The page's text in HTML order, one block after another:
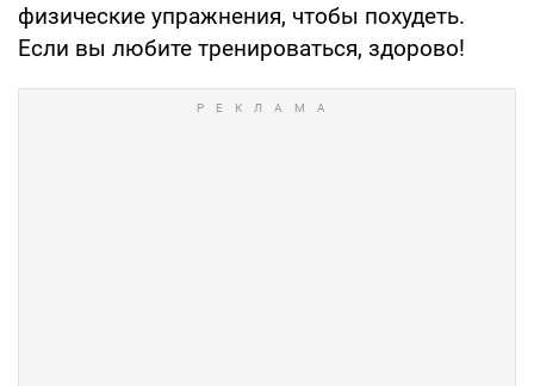
физические упражнения, чтобы похудеть.
Если вы любите тренироваться, здорово!